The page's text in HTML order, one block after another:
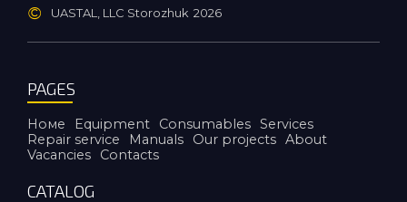
© UASTAL, LLC Storozhuk 2026
PAGES
Номе Equipment Consumables Services
Repair service
Manuals Our projects About
Vacancies
Contacts
CATALOG